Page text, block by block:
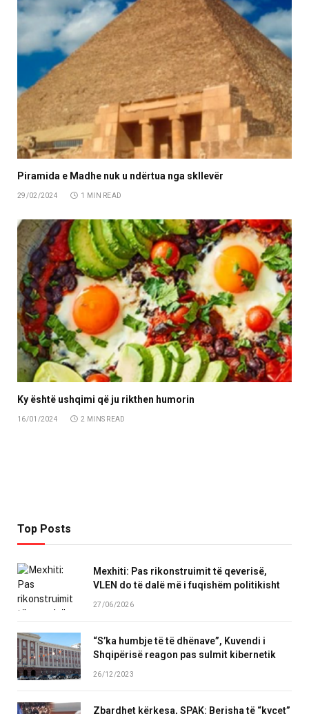
Piramida e Madhe nuk u ndërtua nga skllevër
29/02/2024 1 MIN READ
Ky është ushqimi që ju rikthen humorin
16/01/2024 2 MINS READ
Top Posts
Mexhiti: Pas rikonstruimit të qeverisë,
VLEN do të dalë më i fuqishëm politikisht
27/06/2026
“S’ka humbje të të dhënave”, Kuvendi i
Shqipërisë reagon pas sulmit kibernetik
26/12/2023
Zbardhet kërkesa, SPAK: Berisha të “kyçet”